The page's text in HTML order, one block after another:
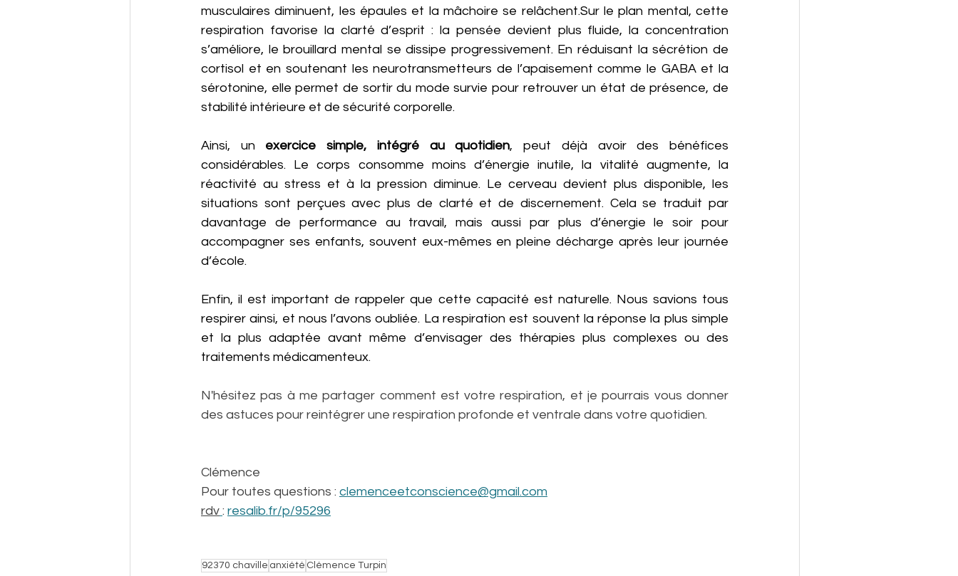
musculaires diminuent, les épaules et la mâchoire se relâchent.Sur le plan mental, cette
respiration favorise la clarté d’esprit : la pensée devient plus fluide, la concentration
s’améliore, le brouillard mental se dissipe progressivement. En réduisant la sécrétion de
cortisol et en soutenant les neurotransmetteurs de l’apaisement comme le GABA et la
sérotonine, elle permet de sortir du mode survie pour retrouver un état de présence, de
stabilité intérieure et de sécurité corporelle.
Ainsi, un exercice simple, intégré au quotidien, peut déjà avoir des bénéfices
considérables. Le corps consomme moins d’énergie inutile, la vitalité augmente, la
réactivité au stress et à la pression diminue. Le cerveau devient plus disponible, les
situations sont perçues avec plus de clarté et de discernement. Cela se traduit par
davantage de performance au travail, mais aussi par plus d’énergie le soir pour
accompagner ses enfants, souvent eux-mêmes en pleine décharge après leur journée
d’école.
Enfin, il est important de rappeler que cette capacité est naturelle. Nous savions tous
respirer ainsi, et nous l’avons oubliée. La respiration est souvent la réponse la plus simple
et la plus adaptée avant même d’envisager des thérapies plus complexes ou des
traitements médicamenteux.
N'hésitez pas à me partager comment est votre respiration, et je pourrais vous donner
des astuces pour reintégrer une respiration profonde et ventrale dans votre quotidien.
Clémence
Pour toutes questions : clemenceetconscience@gmail.com
rdv : resalib.fr/p/95296
92370 chaville anxiété Clémence Turpin